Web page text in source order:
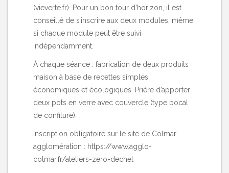
(vieverte.fr). Pour un bon tour d’horizon, il est
conseillé de s’inscrire aux deux modules, même
si chaque module peut être suivi
indépendamment.
À chaque séance : fabrication de deux produits
maison à base de recettes simples,
économiques et écologiques. Prière d’apporter
deux pots en verre avec couvercle (type bocal
de confiture).
Inscription obligatoire sur le site de Colmar
agglomération : https://www.agglo-
colmar.fr/ateliers-zero-dechet